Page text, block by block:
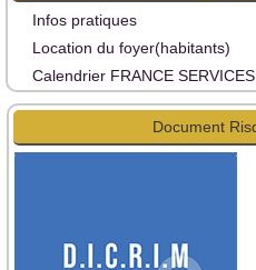
Infos pratiques
Location du foyer(habitants)
Calendrier FRANCE
Document